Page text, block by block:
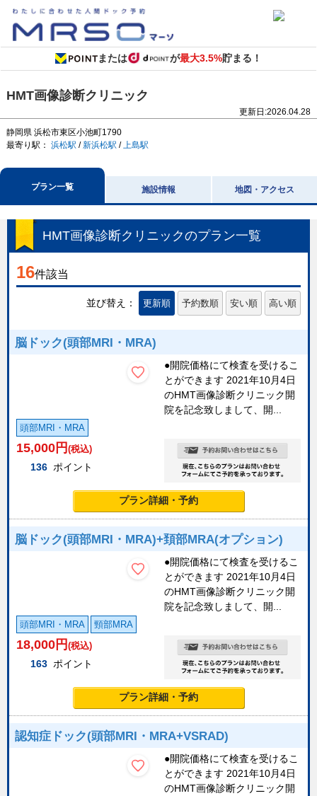
または が最大3.5%貯まる！
HMT画像診断クリニック
更新日:2026.04.28
静岡県 浜松市東区小池町1790
最寄り駅： 浜松駅 /新浜松駅 /上島駅
プラン一覧 施設情報 地図・アクセス
HMT画像診断クリニックのプラン一覧
16件該当
並び替え： 更新順 予約数順 安い順 高い順
脳ドック(頭部MRI・MRA)
●開院価格にて検査を受けるこ
とができます 2021年10月4日
のHMT画像診断クリニック開
院を記念致しまして、開...
頭部MRI・MRA
15,000 円 (税込)
136 ポイント
プラン詳細・予約
脳ドック(頭部MRI・MRA)+頚部MRA(オプション)
●開院価格にて検査を受けるこ
とができます 2021年10月4日
のHMT画像診断クリニック開
院を記念致しまして、開...
頭部MRI・MRA 頸部MRA
18,000 円 (税込)
163 ポイント
プラン詳細・予約
認知症ドック(頭部MRI・MRA+VSRAD)
●開院価格にて検査を受けるこ
とができます 2021年10月4日
のHMT画像診断クリニック開